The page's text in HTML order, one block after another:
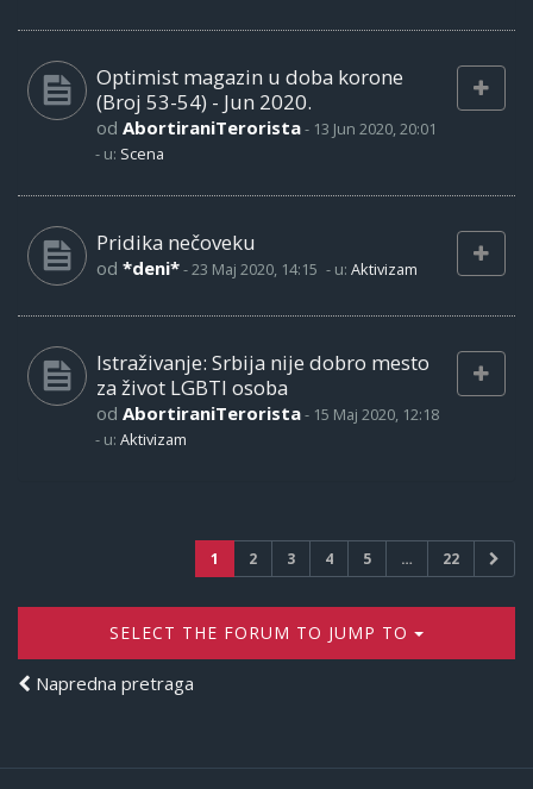
Optimist magazin u doba korone
(Broj 53-54) - Jun 2020.
od AbortiraniTerorista- 13 Jun 2020, 20:01
- u: Scena
Pridika nečoveku
od *deni*-23 Maj 2020, 14:15 - u: Aktivizam
Istraživanje: Srbija nije dobro mesto
za život LGBTI osoba
od AbortiraniTerorista- 15 Maj 2020, 12:18
- u: Aktivizam
1 2 3 4 5 … 22
SELECT THE FORUM TO JUMP TO
Napredna pretraga